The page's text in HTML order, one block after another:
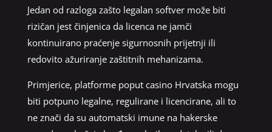
Jedan od razloga zašto legalan softver može biti
rizičan jest činjenica da licenca ne jamči
kontinuirano praćenje sigurnosnih prijetnji ili
redovito ažuriranje zaštitnih mehanizama.
Primjerice, platforme poput casino Hrvatska mogu
biti potpuno legalne, regulirane i licencirane, ali to
ne znači da su automatski imune na hakerske